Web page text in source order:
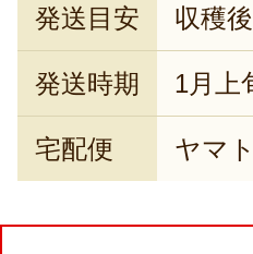
発送目安 収穫
発送時期 1月上
宅配便 ヤマ